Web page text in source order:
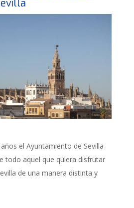
el Ayuntamiento de Sevilla
todo aquel que quiera disfrutar
de una manera distinta y